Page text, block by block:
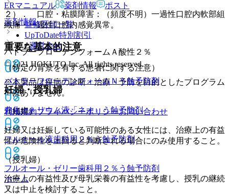
薬剤情報
バトラーフローデンフォームＡ酸性２％
バトラーフローデンフォームＮ う蝕予防剤
弗化ナトリウム液「ネオ」 う蝕予防剤
フルオール液歯科用２％う蝕予防剤
フルオール・ゼリー歯科用２％ う蝕予防剤
ホーム
２）． 口腔・粘膜障害：（頻度不明）一過性口腔内軟部組
織痛・一過性口腔内感覚異常。
重要な基本的注意
（特定の背景を有する患者に関する注意）
妊婦・授乳婦
（妊婦）
妊婦又は妊娠している可能性のある女性には、治療上の有益
性が危険性を上回ると判断される場合にのみ使用すること。
（授乳婦）
治療上の有益性及び母乳栄養の有益性を考慮し、授乳の継続
又は中止を検討すること。
ERマニュアル
薬剤情報 ポスト
監修医師一覧
UpToDate特別割引
運営会社
© 2021 HOKUTO Inc. All rights reserved.
※本製品は疾病の診断・治療・予防を目的としたプログラム
ではありません。
利用規約プライバシーポリシーお問い合わせ